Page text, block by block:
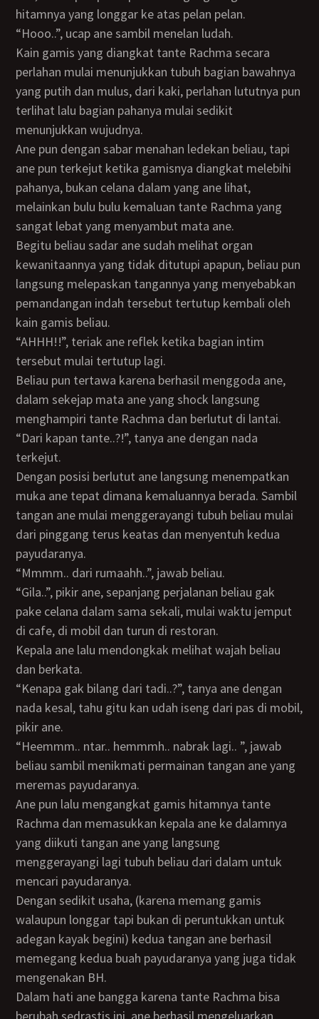
hitamnya yang longgar ke atas pelan pelan.
“Hooo..”, ucap ane sambil menelan ludah.
Kain gamis yang diangkat tante Rachma secara
perlahan mulai menunjukkan tubuh bagian bawahnya
yang putih dan mulus, dari kaki, perlahan lututnya pun
terlihat lalu bagian pahanya mulai sedikit
menunjukkan wujudnya.
Ane pun dengan sabar menahan ledekan beliau, tapi
ane pun terkejut ketika gamisnya diangkat melebihi
pahanya, bukan celana dalam yang ane lihat,
melainkan bulu bulu kemaluan tante Rachma yang
sangat lebat yang menyambut mata ane.
Begitu beliau sadar ane sudah melihat organ
kewanitaannya yang tidak ditutupi apapun, beliau pun
langsung melepaskan tangannya yang menyebabkan
pemandangan indah tersebut tertutup kembali oleh
kain gamis beliau.
“AHHH!!”, teriak ane reflek ketika bagian intim
tersebut mulai tertutup lagi.
Beliau pun tertawa karena berhasil menggoda ane,
dalam sekejap mata ane yang shock langsung
menghampiri tante Rachma dan berlutut di lantai.
“Dari kapan tante..?!”, tanya ane dengan nada
terkejut.
Dengan posisi berlutut ane langsung menempatkan
muka ane tepat dimana kemaluannya berada. Sambil
tangan ane mulai menggerayangi tubuh beliau mulai
dari pinggang terus keatas dan menyentuh kedua
payudaranya.
“Mmmm.. dari rumaahh..”, jawab beliau.
“Gila..”, pikir ane, sepanjang perjalanan beliau gak
pake celana dalam sama sekali, mulai waktu jemput
di cafe, di mobil dan turun di restoran.
Kepala ane lalu mendongkak melihat wajah beliau
dan berkata.
“Kenapa gak bilang dari tadi..?”, tanya ane dengan
nada kesal, tahu gitu kan udah iseng dari pas di mobil,
pikir ane.
“Heemmm.. ntar.. hemmmh.. nabrak lagi.. ”, jawab
beliau sambil menikmati permainan tangan ane yang
meremas payudaranya.
Ane pun lalu mengangkat gamis hitamnya tante
Rachma dan memasukkan kepala ane ke dalamnya
yang diikuti tangan ane yang langsung
menggerayangi lagi tubuh beliau dari dalam untuk
mencari payudaranya.
Dengan sedikit usaha, (karena memang gamis
walaupun longgar tapi bukan di peruntukkan untuk
adegan kayak begini) kedua tangan ane berhasil
memegang kedua buah payudaranya yang juga tidak
mengenakan BH.
Dalam hati ane bangga karena tante Rachma bisa